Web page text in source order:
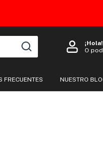
¡Hola!
O
FRECUENTES NUESTRO